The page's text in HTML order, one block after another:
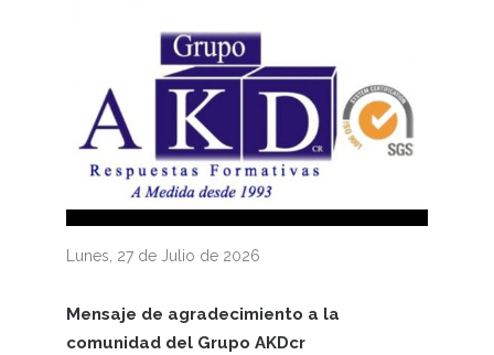
Lunes, 27 de Julio de 2026
Mensaje de agradecimiento a la
comunidad del Grupo AKDcr